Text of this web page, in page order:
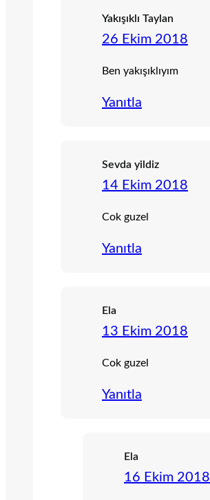
Yakışıklı Taylan
26 Ekim 2018
Ben yakışıklıyım
Yanıtla
Sevda yildiz
14 Ekim 2018
Cok guzel
Yanıtla
Ela
13 Ekim 2018
Cok guzel
Yanıtla
Ela
16 Ekim 2018